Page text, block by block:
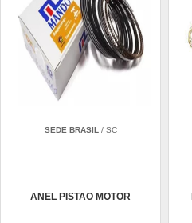
SEDE BRASIL / SC
ANEL PISTAO MOTOR